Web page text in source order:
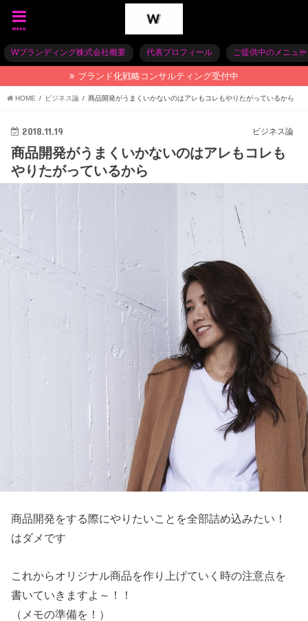
menu
Wブランディング株式会社概要 代表プロフィール ご提供中のメニュー
ブランド化戦略コンサルティング受付中
HOME ビジネス論 商品開発がうまくいかないのはアレもコレもやりたがっているから
ビジネス論
2018.11.19
商品開発がうまくいかないのはアレもコレも
やりたがっているから
商品開発をする際にやりたいことを全部詰め込みたい！
はダメです
これからオリジナル商品を作り上げていく時の注意点を
書いていきますよ～！！
（メモの準備を！）